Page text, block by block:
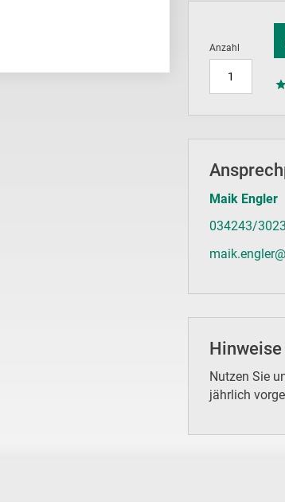
Anzahl
Maik Engler
034243/
Hinweise
Nutzen Sie
jährlich